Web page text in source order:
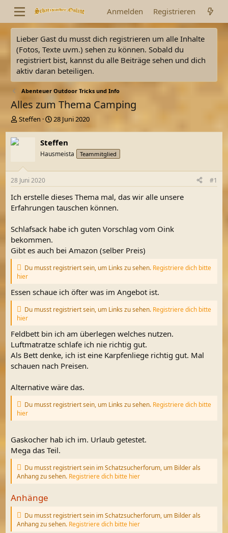
Anmelden Registrieren
Lieber Gast du musst dich registrieren um alle Inhalte
(Fotos, Texte uvm.) sehen zu können. Sobald du
registriert bist, kannst du alle Beiträge sehen und dich
aktiv daran beteiligen.
Abenteuer Outdoor Tricks und Info
Alles zum Thema Camping
E
t
l
e
Steffen
E
t
e
l
m
28 Juni 2020
Steffen
Hausmeista Teammitglied
28 Juni 2020 #1
Ich erstelle dieses Thema mal, das wir alle unsere
Erfahrungen tauschen können.
Schlafsack habe ich guten Vorschlag vom Oink
bekommen.
Gibt es auch bei Amazon (selber Preis)
Du musst registriert sein, um Links zu sehen. Registriere dich bitte
hier
Essen schaue ich öfter was im Angebot ist.
Du musst registriert sein, um Links zu sehen. Registriere dich bitte
hier
Feldbett bin ich am überlegen welches nutzen.
Luftmatratze schlafe ich nie richtig gut.
Als Bett denke, ich ist eine Karpfenliege richtig gut. Mal
schauen nach Preisen.
Alternative wäre das.
Du musst registriert sein, um Links zu sehen. Registriere dich bitte
hier
Gaskocher hab ich im. Urlaub getestet.
Mega das Teil.
Du musst registriert sein im Schatzsucherforum, um Bilder als
Anhang zu sehen. Registriere dich bitte hier
Anhänge
Du musst registriert sein im Schatzsucherforum, um Bilder als
Anhang zu sehen. Registriere dich bitte hier